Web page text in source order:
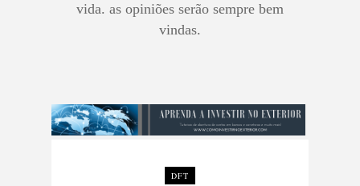
vida. as opiniões serão sempre bem
vindas.
DFT